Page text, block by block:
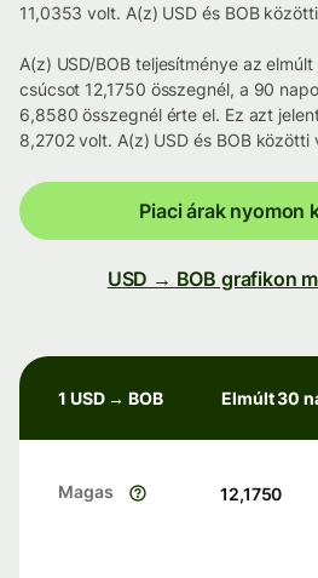
11,0353 volt. A(z) USD és BOB
A(z) USD/BOB teljesítménye az
csúcsot 12,1750 összegnél, a 90
6,8580 összegnél érte el. Ez azt
8,2702 volt. A(z) USD és BOB közötti
Piaci árak nyomon
USD → BOB grafikon
1 USD → BOB Elmúlt 30
Magas 12,1750